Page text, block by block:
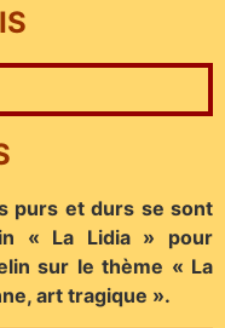
purs et durs se sont
« La Lidia » pour
sur le thème « La
art tragique ».